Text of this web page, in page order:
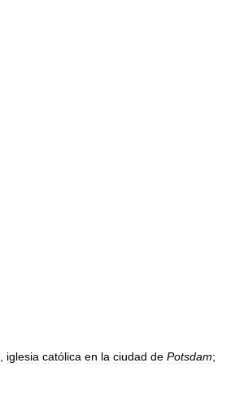
iglesia católica en la ciudad de Potsdam;